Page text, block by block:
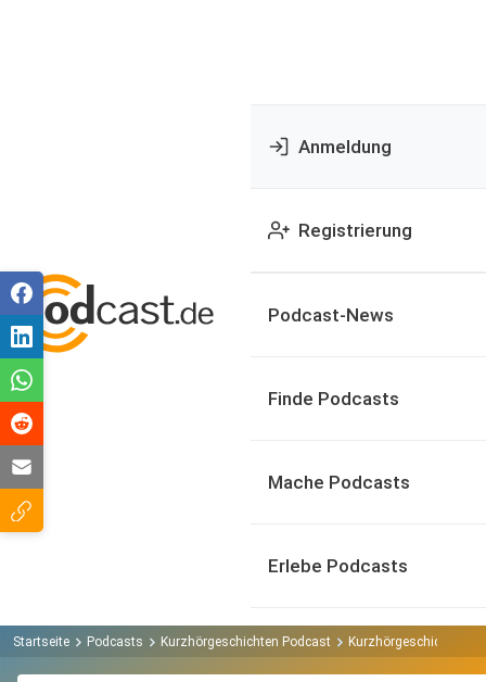
Anmeldung
Registrierung
Podcast-News
Finde Podcasts
Mache Podcasts
Erlebe Podcasts
Startseite Podcasts Kurzhörgeschichten Podcast Kurzhörgeschichten |